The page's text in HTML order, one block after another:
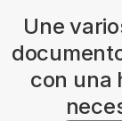
Une
con una